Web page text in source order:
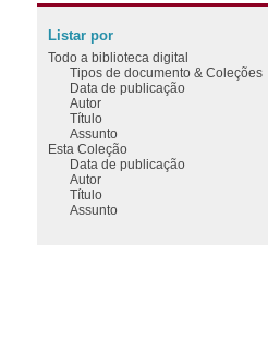
Listar por
Todo a biblioteca digital
Tipos de documento & Coleções
Data de publicação
Autor
Título
Assunto
Esta Coleção
Data de publicação
Autor
Título
Assunto